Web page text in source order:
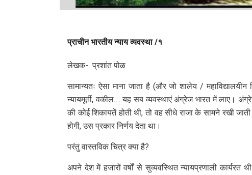
प्राचीन भारतीय न्याय व्यवस्था /१
लेखक- प्रशांत पोळ
सामान्यतः ऐसा माना जाता है (और जो शालेय /
न्यायमूर्ती, वकील…. यह सब व्यवस्थाएं अंग्रेज भारत में लाए।
की कोई शिकायतें होती थी, तो वह सीधे राजा के सामने रखी
होगी, उस प्रकार निर्णय देता था।
परंतु वास्तविक चित्र क्या है?
अपने देश में हजारों वर्षों से सुव्यवस्थित न्यायप्रणाली कार्यरत